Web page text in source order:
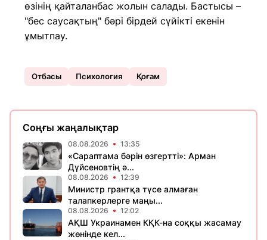
өзінің қайталанбас жолын салады. Бастысы –
"бес саусақтың" бәрі бірдей сүйікті екенін
ұмытпау.
Отбасы Психолoгия Қоғам
Соңғы жаңалықтар
08.08.2026 13:35
«Сараптама бәрін өзгертті»: Арман
Дүйсеновтің ә...
08.08.2026 12:39
Министр грантқа түсе алмаған
талапкерлерге маңы...
08.08.2026 12:02
АҚШ Украинамен КҚК-на соққы жасамау
жөнінде кел...